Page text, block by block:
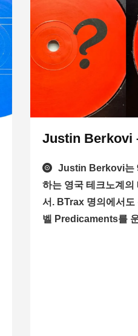
Justin Berkovi
Justin Berkovi는
하는 영국 테크노계의
서. BTrax 명의에서도
벨 Predicaments를